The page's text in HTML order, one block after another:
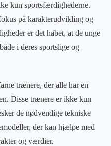
kun sportsfærdighederne.
på karakterudvikling og
er det håbet, at de unge
i deres sportslige og
trænere, der alle har en
Disse trænere er ikke kun
de nødvendige tekniske
der kan hjælpe med
og værdier.